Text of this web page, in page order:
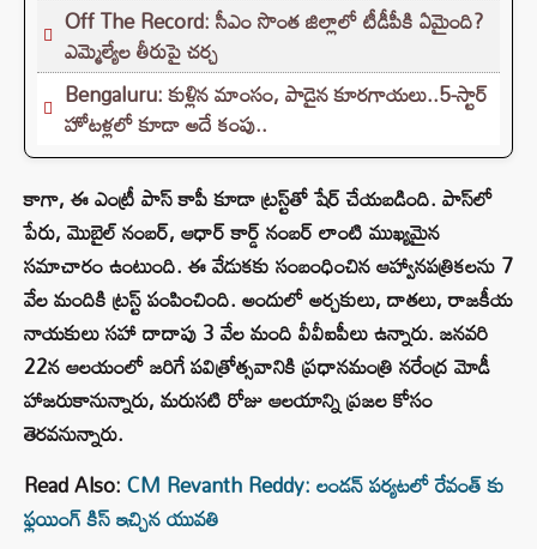
Off The Record: సీఎం సొంత జిల్లాలో టీడీపీకి ఏమైంది?
ఎమ్మెల్యేల తీరుపై చర్చ
Bengaluru: కుళ్లిన మాంసం, పాడైన కూరగాయలు..5-స్టార్
హోటళ్లలో కూడా అదే కంపు..
కాగా, ఈ ఎంట్రీ పాస్ కాపీ కూడా ట్రస్ట్‌తో షేర్ చేయబడింది. పాస్‌లో
పేరు, మొబైల్ నంబర్, ఆధార్ కార్డ్ నంబర్ లాంటి ముఖ్యమైన
సమాచారం ఉంటుంది. ఈ వేడుకకు సంబంధించిన ఆహ్వానపత్రికలను 7
వేల మందికి ట్రస్ట్ పంపించింది. అందులో అర్చకులు, దాతలు, రాజకీయ
నాయకులు సహా దాదాపు 3 వేల మంది వీవీఐపీలు ఉన్నారు. జనవరి
22న ఆలయంలో జరిగే పవిత్రోత్సవానికి ప్రధానమంత్రి నరేంద్ర మోడీ
హాజరుకానున్నారు, మరుసటి రోజు ఆలయాన్ని ప్రజల కోసం
తెరవనున్నారు.
Read Also:CM Revanth Reddy: లండన్‌ పర్యటలో రేవంత్‌ కు
ఫ్లయింగ్‌ కిస్‌ ఇచ్చిన యువతి